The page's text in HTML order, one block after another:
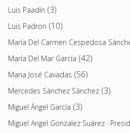
Luis Paadín (3)
Luis Padron (10)
María Del Carmen Cespedosa
María Del Mar García (42)
Maria José Cavadas (56)
Mercedes Sánchez Sánchez (3)
Miguel Ángel García (3)
Miguel Angel Gonzalez Suárez ·